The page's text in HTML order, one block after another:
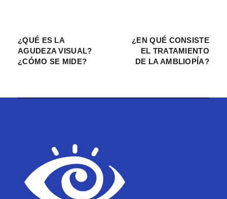
¿QUÉ ES LA
AGUDEZA VISUAL?
¿CÓMO SE MIDE?
¿EN QUÉ CONSISTE
EL TRATAMIENTO
DE LA AMBLIOPÍA?